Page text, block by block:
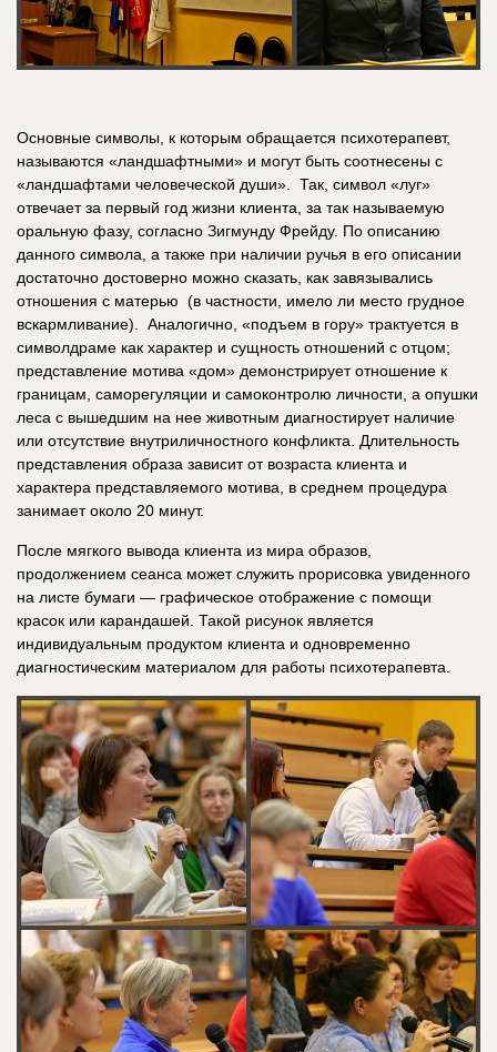
Основные символы, к которым обращается психотерапевт,
называются «ландшафтными» и могут быть соотнесены с
«ландшафтами человеческой души». Так, символ «луг»
отвечает за первый год жизни клиента, за так называемую
оральную фазу, согласно Зигмунду Фрейду. По описанию
данного символа, а также при наличии ручья в его описании
достаточно достоверно можно сказать, как завязывались
отношения с матерью (в частности, имело ли место грудное
вскармливание). Аналогично, «подъем в гору» трактуется в
символдраме как характер и сущность отношений с отцом;
представление мотива «дом» демонстрирует отношение к
границам, саморегуляции и самоконтролю личности, а опушки
леса с вышедшим на нее животным диагностирует наличие
или отсутствие внутриличностного конфликта. Длительность
представления образа зависит от возраста клиента и
характера представляемого мотива, в среднем процедура
занимает около 20 минут.
После мягкого вывода клиента из мира образов,
продолжением сеанса может служить прорисовка увиденного
на листе бумаги — графическое отображение с помощи
красок или карандашей. Такой рисунок является
индивидуальным продуктом клиента и одновременно
диагностическим материалом для работы психотерапевта.